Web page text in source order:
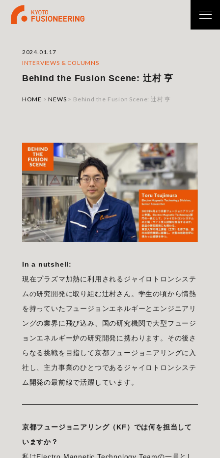
2024.01.17
INTERVIEWS & COLUMNS
Behind the Fusion Scene: 辻村 亨
HOME >NEWS > Behind the Fusion Scene: 辻村 亨
In a nutshell:
現在プラズマ加熱に利用されるジャイロトロンシステ
ムの研究開発に取り組む辻村さん。学生の頃から情熱
を持っていたフュージョンエネルギーとエンジニアリ
ングの業界に飛び込み、国の研究機関で大型フュージ
ョンエネルギー炉の研究開発に携わります。その後さ
らなる挑戦を目指して京都フュージョニアリングに入
社し、主力事業のひとつであるジャイロトロンシステ
ム開発の最前線で活躍しています。
京都フュージョニアリング（KF）では何を担当して
いますか？
私はElectro Magnetic Technology Teamの一員とし